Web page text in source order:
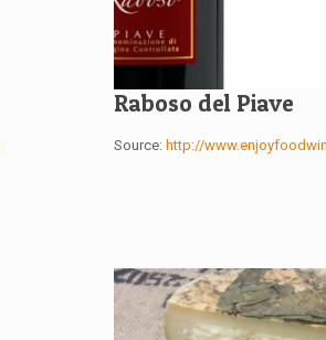
Raboso del Piave
Source: http://